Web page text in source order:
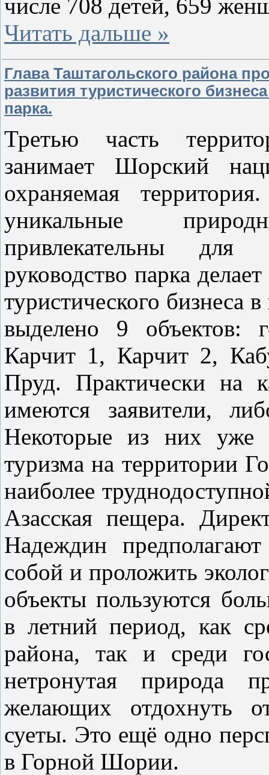
числе 708 детей, 659
Читать дальше »
Глава Таштагольского района
развития туристического
парка.
Третью часть
занимает Шорский
охраняемая
уникальные
привлекательны для
руководство парка
туристического бизнеса
выделено 9 объектов:
Карчит 1, Карчит 2,
Пруд. Практически на
имеются заявители,
Некоторые из них уже
туризма на территории
наиболее
Азасская пещера.
Надеждин
собой и проложить
объекты пользуются
в летний период, как
района, так и среди
нетронутая природа
желающих отдохнуть
суеты. Это ещё одно
в Горной Шории.